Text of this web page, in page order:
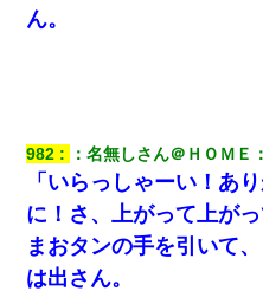
嫁「本当に身に覚えがない」「
だ！」→ 嫁「あっ」
テレワーク上司「会議中はカメ
絡無しは無理」上司「いいから
ん。
982 ：名無しさん＠ＨＯＭＥ
「いらっしゃーい！あ
に！さ、上がって上がっ
まおタンの手を引いて
は出さん。